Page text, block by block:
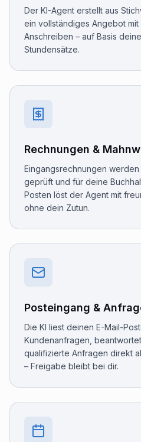
Der KI-Agent erstellt aus
ein vollständiges Angebot
Anschreiben – auf Basis
Stundensätze.
Rechnungen &
Eingangsrechnungen werden
geprüft und für deine
Posten löst der Agent mit
ohne dein Zutun.
Posteingang &
Die KI liest deinen E-Mail-
Kundenanfragen,
qualifizierte Anfragen direkt
– Freigabe bleibt bei dir.